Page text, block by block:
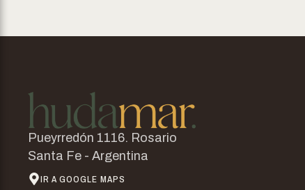
Pueyrredón 1116. Rosario
Santa Fe - Argentina
IR A GOOGLE MAPS